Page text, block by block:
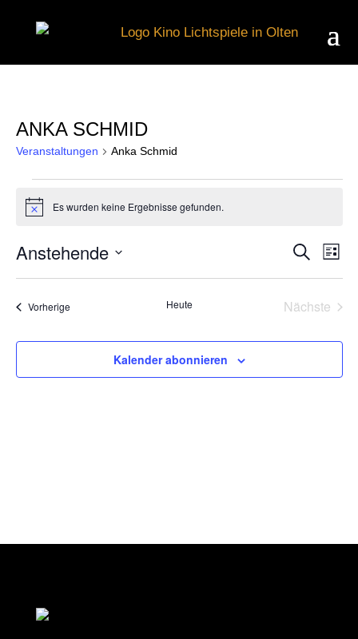
ANKA SCHMID
Veranstaltungen Anka Schmid
VERANSTALTUNGEN
HinweisEs wurden keine Ergebnisse gefunden.
UND
Suche
Liste
Anstehende
Datum
VorherigeVeranstaltungen Heute
Nächste
Kalender abonnieren